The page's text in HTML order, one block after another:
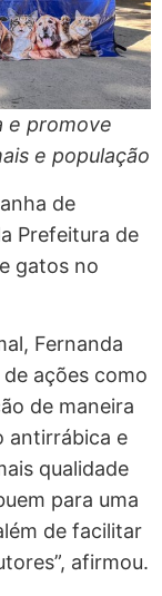
e promove
e população
de
Prefeitura de
gatos no
Fernanda
ações como
de maneira
antirrábica e
qualidade
para uma
de facilitar
afirmou.